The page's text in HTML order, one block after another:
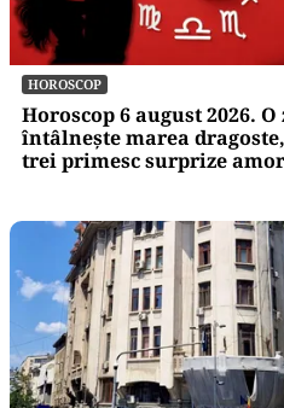
HOROSCOP
Horoscop 6 august 2026.
întâlnește marea
trei primesc surprize